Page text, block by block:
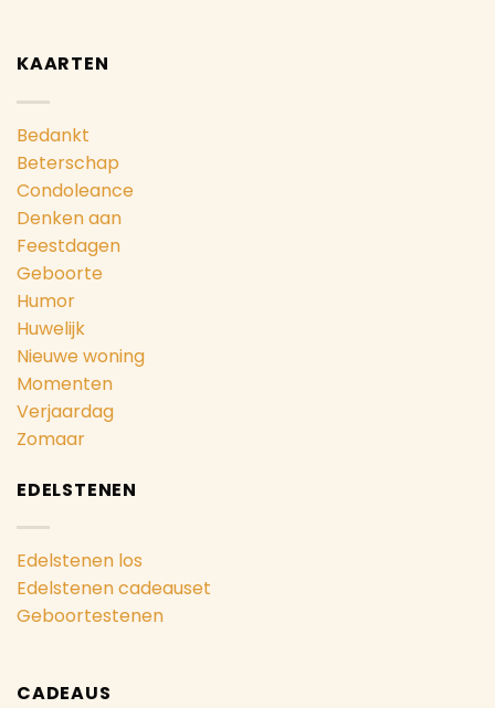
KAARTEN
Bedankt
Beterschap
Condoleance
Denken aan
Feestdagen
Geboorte
Humor
Huwelijk
Nieuwe woning
Momenten
Verjaardag
Zomaar
EDELSTENEN
Edelstenen los
Edelstenen cadeauset
Geboortestenen
CADEAUS